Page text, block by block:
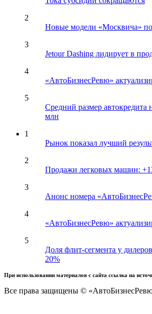
2
Новые модели «Москвича»
3
Jetour Dashing лидирует в
4
«АвтоБизнесРевю»
5
Средний размер автокредита
млн
1
Рынок показал лучший
2
Продажи легковых машин:
3
Анонс номера
4
«АвтоБизнесРевю»
5
Доля флит-сегмента у
20%
При использовании материалов с сайта ссылка на
Все права защищены ©